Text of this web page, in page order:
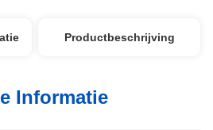
Productbeschrijving
Informatie